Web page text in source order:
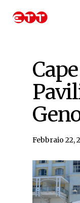
Febbraio 22,